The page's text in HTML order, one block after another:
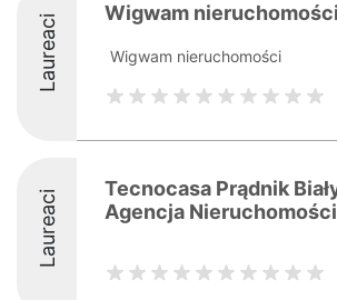
Laureaci Wigwam nieruchomości
Wigwam nieruchomości
Laureaci
Tecnocasa Prądnik
Agencja Nieruchomości